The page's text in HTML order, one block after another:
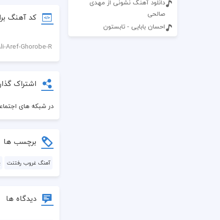
دانلود آهنگ نشونی از مهدی
صالحی
احسان بابایی - تابستون
کد آهنگ
اشتراک
در شبکه های
برچسب ها
آهنگ غروب رفتنت
دیدگاه ها